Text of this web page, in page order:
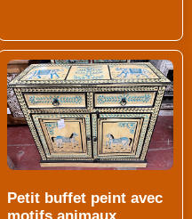
Petit buffet peint avec